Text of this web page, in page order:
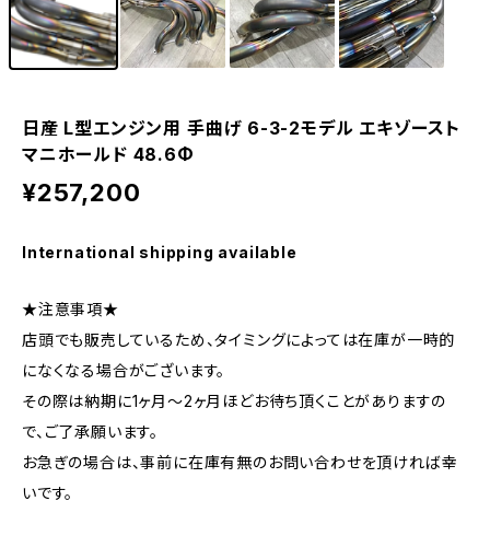
日産 L型エンジン用 手曲げ 6-3-2モデル エキゾースト
マニホールド 48.6Φ
¥257,200
International shipping available
★注意事項★
店頭でも販売しているため、タイミングによっては在庫が一時的
になくなる場合がございます。
その際は納期に1ヶ月～2ヶ月ほどお待ち頂くことがありますの
で、ご了承願います。
お急ぎの場合は、事前に在庫有無のお問い合わせを頂ければ幸
いです。